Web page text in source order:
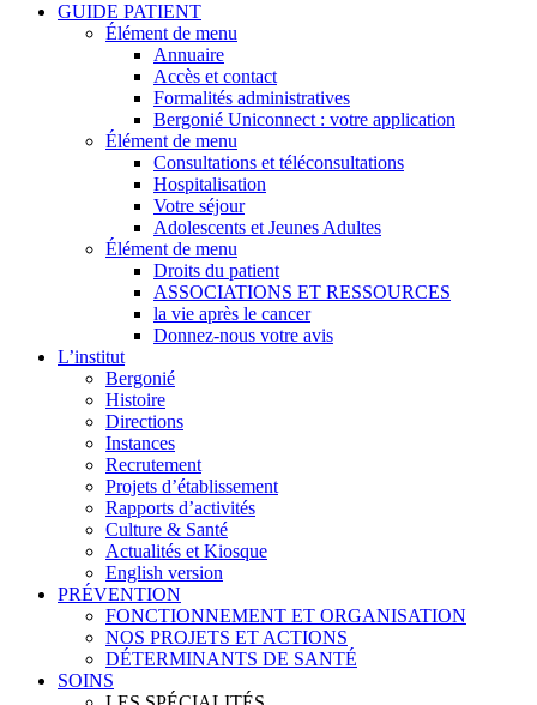
GUIDE PATIENT
Élément de menu
Annuaire
Accès et contact
Formalités administratives
Bergonié Uniconnect : votre application
Élément de menu
Consultations et téléconsultations
Hospitalisation
Votre séjour
Adolescents et Jeunes Adultes
Élément de menu
Droits du patient
ASSOCIATIONS ET RESSOURCES
la vie après le cancer
Donnez-nous votre avis
L’institut
Bergonié
Histoire
Directions
Instances
Recrutement
Projets d’établissement
Rapports d’activités
Culture & Santé
Actualités et Kiosque
English version
PRÉVENTION
FONCTIONNEMENT ET ORGANISATION
NOS PROJETS ET ACTIONS
DÉTERMINANTS DE SANTÉ
SOINS